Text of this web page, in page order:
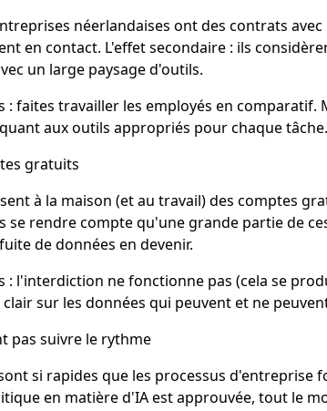
néerlandaises ont des contrats
en contact. L'effet secondaire : ils
un large paysage d'outils.
: faites travailler les employés en
aux outils appropriés pour chaque tâche.
gratuits
à la maison (et au travail) des comptes
se rendre compte qu'une grande partie de
de données en devenir.
: l'interdiction ne fonctionne pas (cela se
sur les données qui peuvent et ne
pas suivre le rythme
si rapides que les processus
en matière d'IA est approuvée, tout le